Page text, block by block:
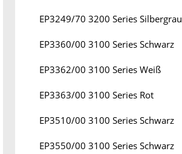
EP3249/70 3200 Series Silbergrau
EP3360/00 3100 Series Schwarz
EP3362/00 3100 Series Weiß
EP3363/00 3100 Series Rot
EP3510/00 3100 Series Schwarz
EP3550/00 3100 Series Schwarz